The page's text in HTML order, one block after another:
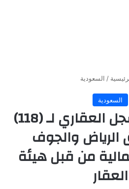
/ السعودية
السعودية
بدء أعمال السجل العقاري لـ (118)
الرياض والجوف
من قبل هيئة
العقار